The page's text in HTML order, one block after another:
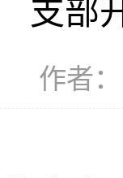
支部
作者